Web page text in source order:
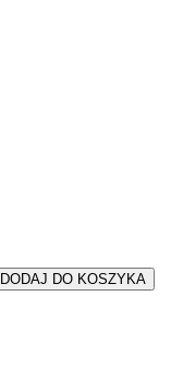
DODAJ DO KOSZYKA